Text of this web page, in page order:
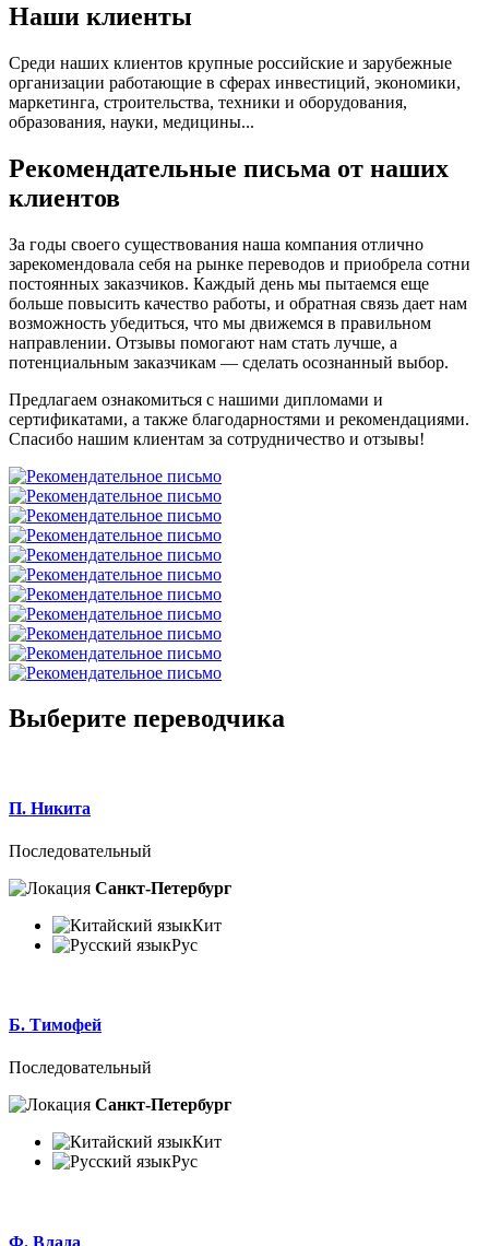
Наши клиенты
Среди наших клиентов крупные российские и зарубежные
организации работающие в сферах инвестиций, экономики,
маркетинга, строительства, техники и оборудования,
образования, науки, медицины...
Рекомендательные письма от наших
клиентов
За годы своего существования наша компания отлично
зарекомендовала себя на рынке переводов и приобрела сотни
постоянных заказчиков. Каждый день мы пытаемся еще
больше повысить качество работы, и обратная связь дает нам
возможность убедиться, что мы движемся в правильном
направлении. Отзывы помогают нам стать лучше, а
потенциальным заказчикам — сделать осознанный выбор.
Предлагаем ознакомиться с нашими дипломами и
сертификатами, а также благодарностями и рекомендациями.
Спасибо нашим клиентам за сотрудничество и отзывы!
Выберите переводчика
П. Никита
Последовательный
Санкт-Петербург
Кит
Рус
Б. Тимофей
Последовательный
Санкт-Петербург
Кит
Рус
Ф. Влада